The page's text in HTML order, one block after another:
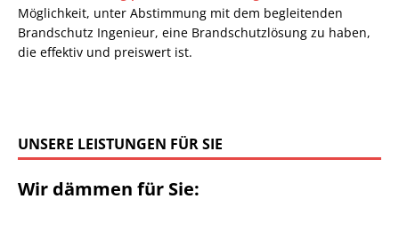
Möglichkeit, unter Abstimmung mit dem begleitenden
Brandschutz Ingenieur, eine Brandschutzlösung zu haben,
die effektiv und preiswert ist.
UNSERE LEISTUNGEN FÜR SIE
Wir dämmen für Sie: